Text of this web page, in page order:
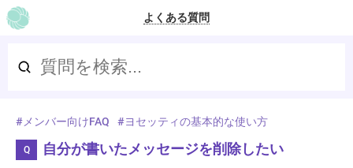
よくある質問
メンバー向けFAQ ヨセッティの基本的な使い方
自分が書いたメッセージを削除したい